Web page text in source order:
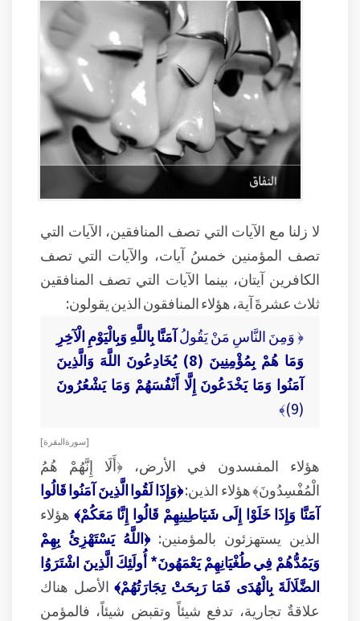
لا زلنا مع الآيات التي تصف المنافقين، الآيات التي
تصف المؤمنين خمسُ آيات، والآيات التي تصف
الكافرين آيتان، بينما الآيات التي تصف المنافقين
ثلاث عشرةَ آية، هؤلاء المنافقون الذين يقولون:
﴿ وَمِنَ النَّاسِ مَنْ يَقُولُآمَنَّا بِاللَّهِ وَبِالْيَوْمِ الْآخِرِ
وَمَا هُمْ بِمُؤْمِنِينَ (8) يُخَادِعُونَ اللَّهَ وَالَّذِينَ
آمَنُوا وَمَا يَخْدَعُونَ إِلَّا أَنْفُسَهُمْ وَمَا يَشْعُرُونَ
(9)﴾
[ سورة البقرة ]
هؤلاء المفسدون في الأرض، ﴿أَلَا إِنَّهُمْ هُمُ
الْمُفْسِدُونَ﴾ هؤلاء الذين:﴿وَإِذَا لَقُوا الَّذِينَ آمَنُوا قَالُوا
آمَنَّا وَإِذَا خَلَوْا إِلَى شَيَاطِينِهِمْ قَالُوا إِنَّا مَعَكُمْ﴾ هؤلاء
الذين يستهزئون بالمؤمنين:﴿اللَّهُ يَسْتَهْزِئُ بِهِمْ
وَيَمُدُّهُمْ فِي طُغْيَانِهِمْ يَعْمَهُونَ* أُولَئِكَ الَّذِينَ اشْتَرَوُا
الضَّلَالَةَ بِالْهُدَى فَمَا رَبِحَتْ تِجَارَتُهُمْ﴾ الأصل هناك
علاقةٌ تجارية، تدفع شيئاً وتقبض شيئاً، فالمؤمن